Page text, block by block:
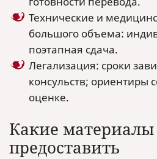
Технические и
большого объема:
поэтапная сдача.
Легализация: сроки
консульств; ориентиры
оценке.
Какие
предоставить